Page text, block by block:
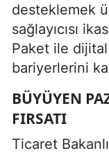
desteklemek
sağlayıcısı
Paket ile
bariyerlerini
BÜYÜYEN
FIRSATI
Ticaret